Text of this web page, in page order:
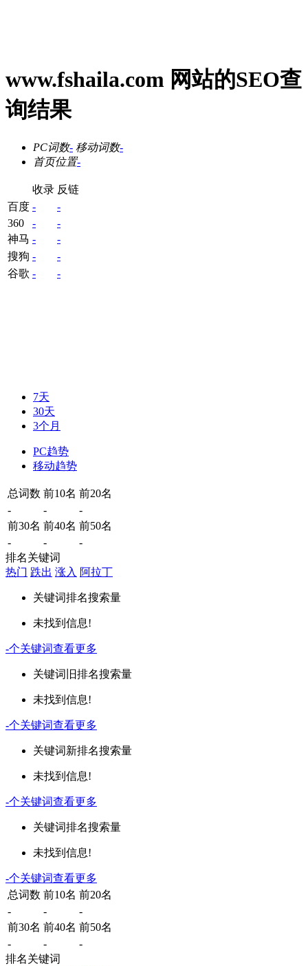
www.fshaila.com 网站的SEO查
询结果
PC词数- 移动词数-
首页位置-
收录 反链
百度 -
-
360
-
-
神马 -
-
搜狗 -
-
谷歌 - -
7天
30天
3个月
PC趋势
移动趋势
总词数 前10名 前20名
-
-
-
前30名 前40名 前50名
-
-
-
排名关键词
热门 跌出 涨入 阿拉丁
关键词排名搜索量
未找到信息!
-个关键词查看更多
关键词 旧排名搜索量
未找到信息!
-个关键词查看更多
关键词新排名搜索量
未找到信息!
-个关键词查看更多
关键词排名搜索量
未找到信息!
-个关键词查看更多
总词数 前10名 前20名
-
-
-
前30名 前40名 前50名
-
-
-
排名关键词